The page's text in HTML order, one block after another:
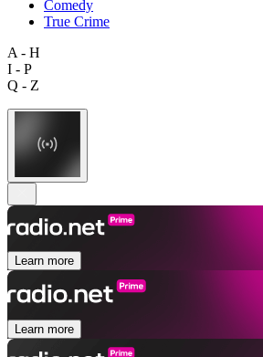
Comedy
True Crime
A - H
I - P
Q - Z
Learn more
Learn more